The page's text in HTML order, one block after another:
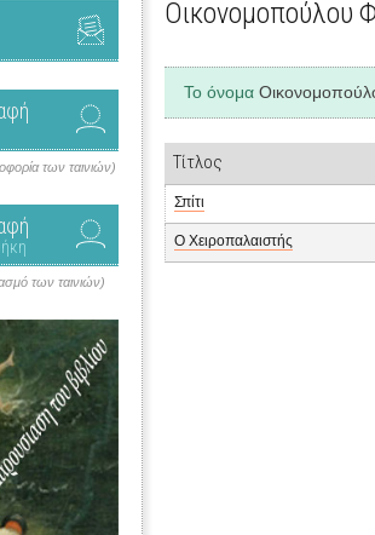
των ταινιών)
των ταινιών)
Οικονομοπούλου
Το όνομα
Τίτλος
Σπίτι
Ο Χειροπαλαιστής